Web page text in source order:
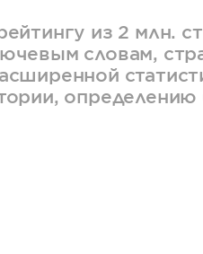
из 2 млн.
словам,
определению